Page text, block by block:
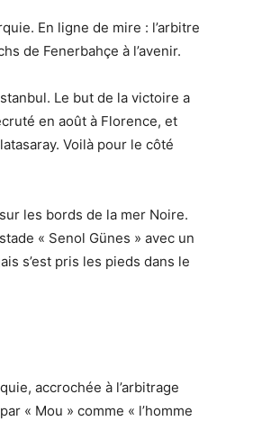
En ligne de mire : l’arbitre
de Fenerbahçe à l’avenir.
Le but de la victoire a
en août à Florence, et
Voilà pour le côté
les bords de la mer Noire.
« Senol Günes » avec un
s’est pris les pieds dans le
accrochée à l’arbitrage
« Mou » comme « l’homme